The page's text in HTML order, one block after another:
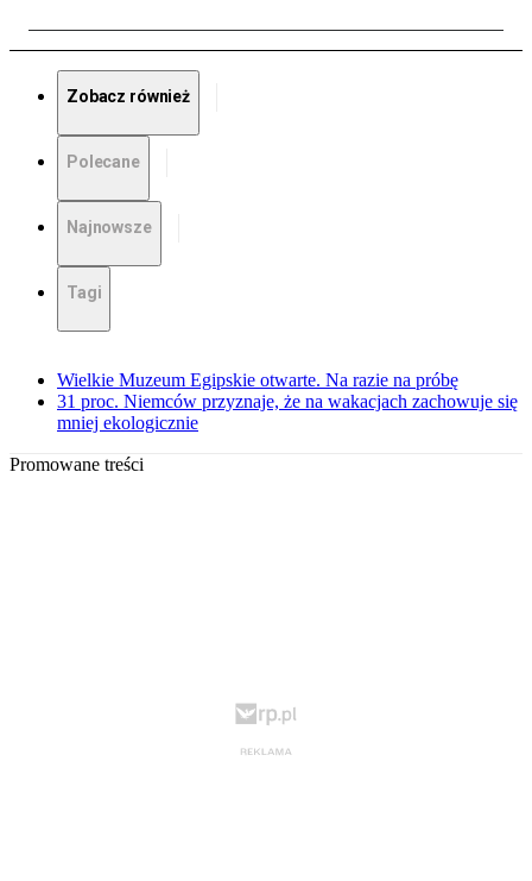
Zobacz również
Polecane
Najnowsze
Tagi
Wielkie Muzeum Egipskie otwarte. Na razie na próbę
31 proc. Niemców przyznaje, że na wakacjach zachowuje się
mniej ekologicznie
Promowane treści